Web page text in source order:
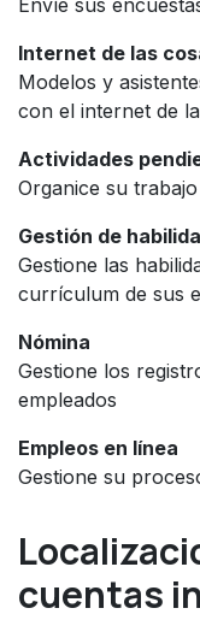
Envíe sus
Internet de las
Modelos y
con el internet de
Actividades
Organice su
Gestión de
Gestione las
currículum de sus
Nómina
Gestione los
empleados
Empleos en línea
Gestione su
cuentas